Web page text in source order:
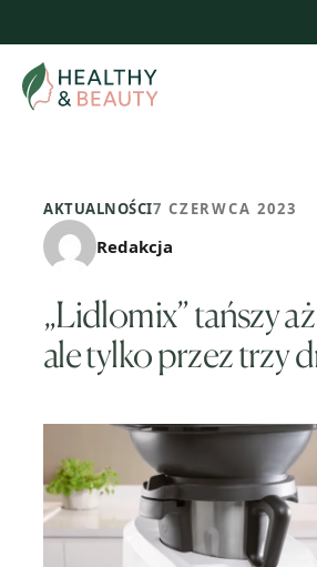
treści
AKTUALNOŚCI7 CZERWCA 2023
Redakcja
„Lidlomix” tańszy
ale tylko przez trzy